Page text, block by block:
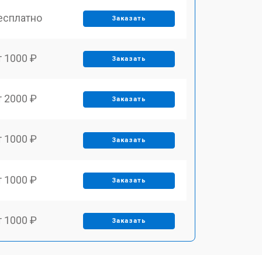
Заказать
1000 ₽ Заказать
2000 ₽ Заказать
1000 ₽ Заказать
1000 ₽ Заказать
1000 ₽ Заказать